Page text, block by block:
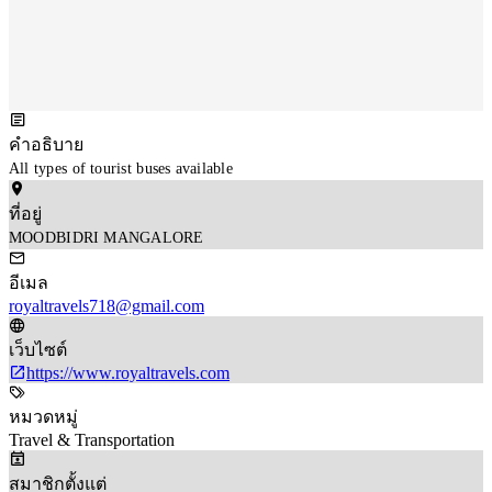
คำอธิบาย
All types of tourist buses available
ที่อยู่
MOODBIDRI MANGALORE
อีเมล
royaltravels718@gmail.com
เว็บไซต์
https://www.royaltravels.com
หมวดหมู่
Travel & Transportation
สมาชิกตั้งแต่